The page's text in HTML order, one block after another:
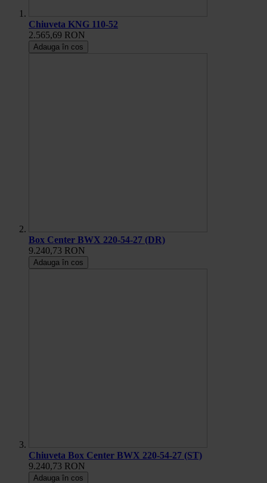
Chiuveta KNG 110-52
2.565,69 RON
Adauga în cos
Box Center BWX 220-54-27 (DR)
9.240,73 RON
Adauga în cos
Chiuveta Box Center BWX 220-54-27 (ST)
9.240,73 RON
Adauga în cos